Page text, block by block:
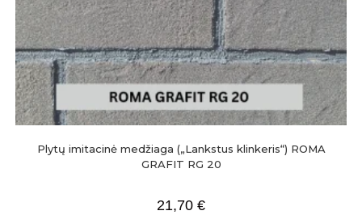
Plytų imitacinė medžiaga („Lankstus klinkeris“) ROMA
GRAFIT RG 20
21,70 €